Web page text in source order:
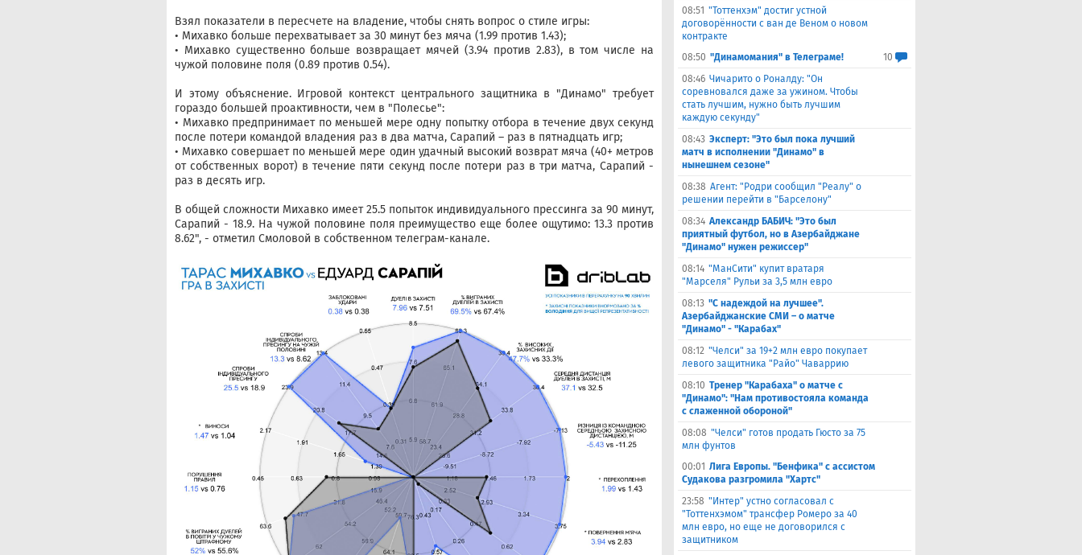
Взял показатели в пересчете на владение, чтобы снять вопрос о стиле игры:
• Михавко больше перехватывает за 30 минут без мяча (1.99 против 1.43);
• Михавко существенно больше возвращает мячей (3.94 против 2.83), в том числе на
чужой половине поля (0.89 против 0.54).
И этому объяснение. Игровой контекст центрального защитника в "Динамо" требует
гораздо большей проактивности, чем в "Полесье":
• Михавко предпринимает по меньшей мере одну попытку отбора в течение двух секунд
после потери командой владения раз в два матча, Сарапий – раз в пятнадцать игр;
• Михавко совершает по меньшей мере один удачный высокий возврат мяча (40+ метров
от собственных ворот) в течение пяти секунд после потери раз в три матча, Сарапий -
раз в десять игр.
В общей сложности Михавко имеет 25.5 попыток индивидуального прессинга за 90 минут,
Сарапий - 18.9. На чужой половине поля преимущество еще более ощутимо: 13.3 против
8.62", - отметил Смоловой в собственном телеграм-канале.
08:51 "Тоттенхэм" достиг устной
договорённости с ван де Веном о новом
контракте
08:50 "Динамомания" в Телеграме!
10
08:46 Чичарито о Роналду: "Он
соревновался даже за ужином. Чтобы
стать лучшим, нужно быть лучшим
каждую секунду"
08:43 Эксперт: "Это был пока лучший
матч в исполнении "Динамо" в
нынешнем сезоне"
08:38 Агент: "Родри сообщил "Реалу" о
решении перейти в "Барселону"
08:34 Александр БАБИЧ: "Это был
приятный футбол, но в Азербайджане
"Динамо" нужен режиссер"
08:14 "МанСити" купит вратаря
"Марселя" Рульи за 3,5 млн евро
08:13 "С надеждой на лучшее".
Азербайджанские СМИ – о матче
"Динамо" - "Карабах"
08:12 "Челси" за 19+2 млн евро покупает
левого защитника "Райо" Чаваррию
08:10 Тренер "Карабаха" о матче с
"Динамо": "Нам противостояла команда
с слаженной обороной"
08:08 "Челси" готов продать Гюсто за 75
млн фунтов
00:01 Лига Европы. "Бенфика" с ассистом
Судакова разгромила "Хартс"
23:58 "Интер" устно согласовал с
"Тоттенхэмом" трансфер Ромеро за 40
млн евро, но еще не договорился с
защитником